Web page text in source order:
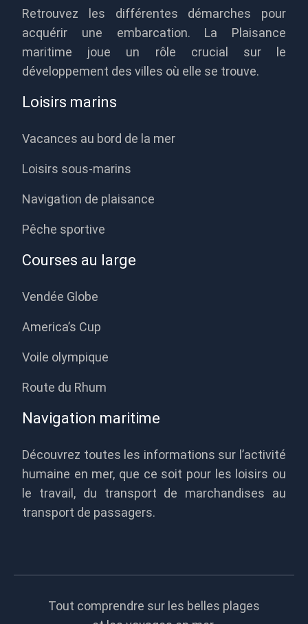
Retrouvez les différentes démarches pour
acquérir une embarcation. La Plaisance
maritime joue un rôle crucial sur le
développement des villes où elle se trouve.
Loisirs marins
Vacances au bord de la mer
Loisirs sous-marins
Navigation de plaisance
Pêche sportive
Courses au large
Vendée Globe
America’s Cup
Voile olympique
Route du Rhum
Navigation maritime
Découvrez toutes les informations sur l’activité
humaine en mer, que ce soit pour les loisirs ou
le travail, du transport de marchandises au
transport de passagers.
Tout comprendre sur les belles plages